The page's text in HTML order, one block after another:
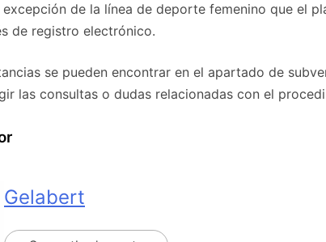
de la línea de deporte femenino que el
de registro electrónico.
se pueden encontrar en el apartado de
las consultas o dudas relacionadas con el
Gelabert